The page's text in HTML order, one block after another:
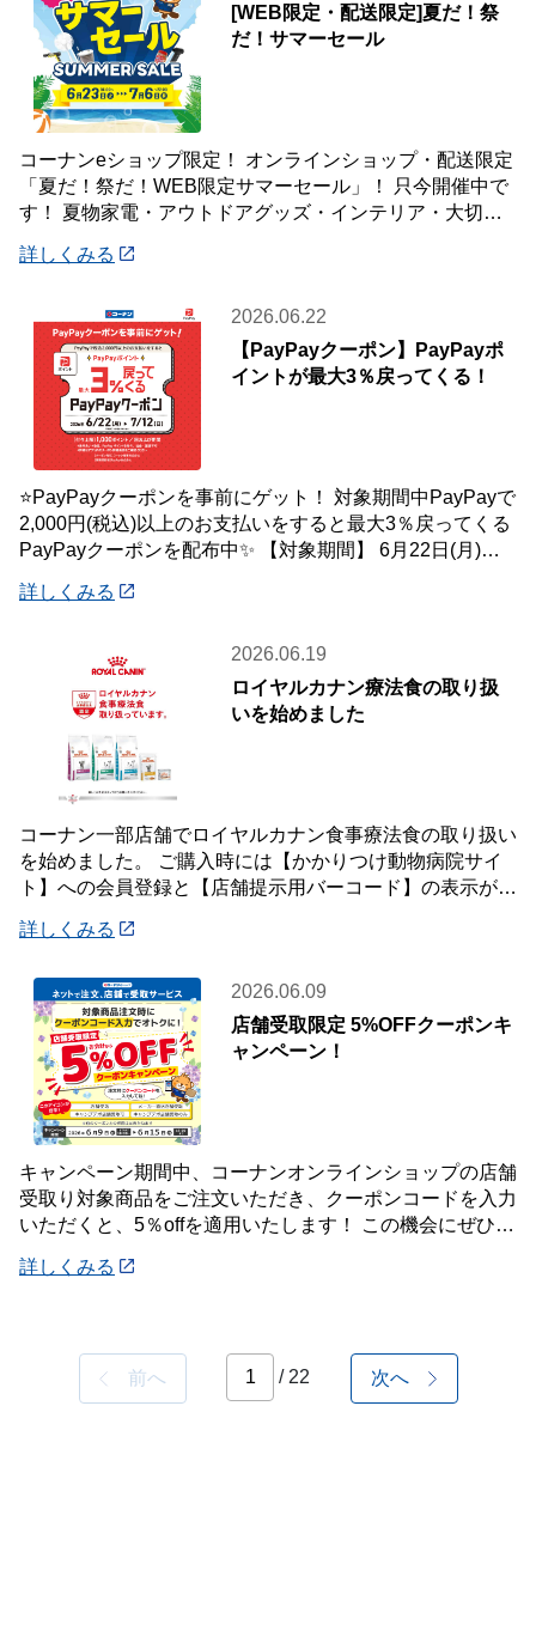
[WEB限定・配送限定]夏だ！祭
だ！サマーセール
コーナンeショップ限定！ オンラインショップ・配送限定
「夏だ！祭だ！WEB限定サマーセール」！ 只今開催中で
す！ 夏物家電・アウトドアグッズ・インテリア・大切な
詳しくみる
2026.06.22
【PayPayクーポン】PayPayポ
イントが最大3％戻ってくる！
⭐PayPayクーポンを事前にゲット！ 対象期間中PayPayで
2,000円(税込)以上のお支払いをすると最大3％戻ってくる
PayPayクーポンを配布中✨ 【対象期間】 6月22日(月)～7
詳しくみる
2026.06.19
ロイヤルカナン療法食の取り扱
いを始めました
コーナン一部店舗でロイヤルカナン食事療法食の取り扱い
を始めました。 ご購入時には【かかりつけ動物病院サイ
ト】への会員登録と【店舗提示用バーコード】の表示が必
詳しくみる
2026.06.09
店舗受取限定 5%OFFクーポンキ
ャンペーン！
キャンペーン期間中、コーナンオンラインショップの店舗
受取り対象商品をご注文いただき、クーポンコードを入力
いただくと、5％offを適用いたします！ この機会にぜひご
詳しくみる
前へ / 22 次へ